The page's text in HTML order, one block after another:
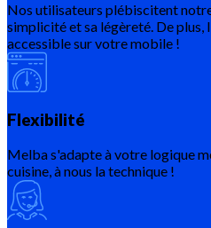
Nos utilisateurs plébiscitent
simplicité et sa légèreté. De
accessible sur votre mobile !
Flexibilité
Melba s'adapte à votre logique
cuisine, à nous la technique !